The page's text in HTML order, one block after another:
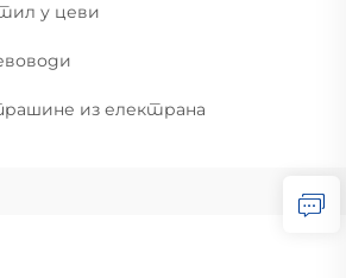
у цеви
из електрана